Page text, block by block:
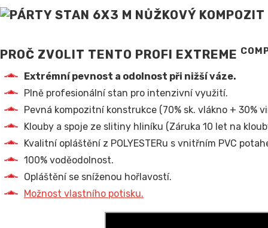
PROČ ZVOLIT TENTO PROFI EXTREME
Extrémní pevnost a odolnost při nižší váze.
Plně profesionální stan pro intenzivní využití.
Pevná kompozitní konstrukce (70% sk. vlákno + 30%
Klouby a spoje ze slitiny hliníku (Záruka 10 let na
Kvalitní opláštění z POLYESTERu s vnitřním PVC
100% voděodolnost.
Opláštění se sníženou hořlavostí.
Možnost vlastního potisku.